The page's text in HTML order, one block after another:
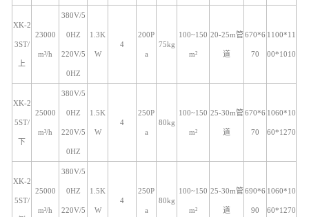
XK-2
3ST/
上
23000
m³/h
380V/5
0HZ
220V/5
0HZ
1.3K
W
4
200P
a
75kg
100~150
m²
20-25m管
道
670*6
70
1100*11
00*1010
XK-2
5ST/
下
25000
m³/h
380V/5
0HZ
220V/5
0HZ
1.5K
W
4
250P
a
80kg
100~150
m²
25-30m管
道
670*6
70
1060*10
60*1270
XK-2
5ST/
25000
m³/h
380V/5
0HZ
220V/5
1.5K
W
4
250P
a
80kg
100~150
m²
25-30m管
道
690*6
90
1060*10
60*1270